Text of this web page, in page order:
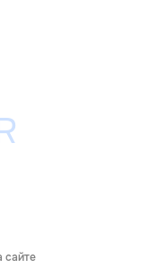
сайте